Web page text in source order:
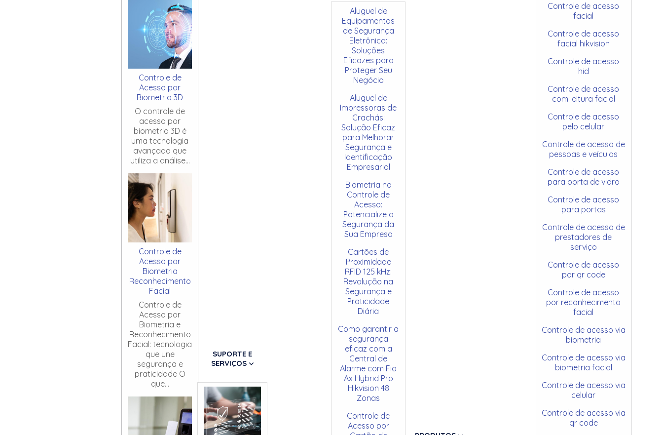
Controle de
Acesso por
Biometria 3D
O controle de
acesso por
biometria 3D é
uma tecnologia
avançada que
utiliza a análise...
Controle de
Acesso por
Biometria
Reconhecimento
Facial
Controle de
Acesso por
Biometria e
Reconhecimento
Facial: tecnologia
que une
segurança e
praticidade O
que...
SUPORTE E
SERVIÇOS
Aluguel de
Equipamentos
de Segurança
Eletrônica:
Soluções
Eficazes para
Proteger Seu
Negócio
Aluguel de
Impressoras de
Crachás:
Solução Eficaz
para Melhorar
Segurança e
Identificação
Empresarial
Biometria no
Controle de
Acesso:
Potencialize a
Segurança da
Sua Empresa
Cartões de
Proximidade
RFID 125 kHz:
Revolução na
Segurança e
Praticidade
Diária
Como garantir a
segurança
eficaz com a
Central de
Alarme com Fio
Ax Hybrid Pro
Hikvision 48
Zonas
Controle de
Acesso por
Controle de acesso
facial
Controle de acesso
facial hikvision
Controle de acesso
hid
Controle de acesso
com leitura facial
Controle de acesso
pelo celular
Controle de acesso de
pessoas e veículos
Controle de acesso
para porta de vidro
Controle de acesso
para portas
Controle de acesso de
prestadores de
serviço
Controle de acesso
por qr code
Controle de acesso
por reconhecimento
facial
Controle de acesso via
biometria
Controle de acesso via
biometria facial
Controle de acesso via
celular
Controle de acesso via
qr code